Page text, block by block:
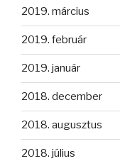
2019. március
2019. február
2019. január
2018. december
2018. augusztus
2018. július